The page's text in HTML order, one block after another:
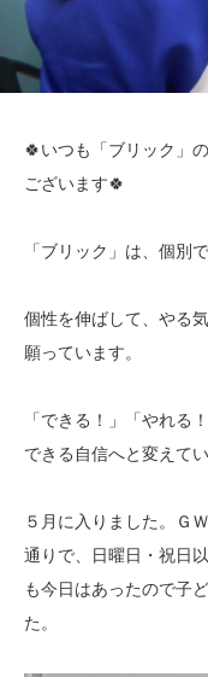
🍀いつも「ブリック」
ございます🍀
「ブリック」は、個別
個性を伸ばして、やる
願っています。
「できる！」「やれる
できる自信へと変えて
５月に入りました。Ｇ
通りで、日曜日・祝日
も今日はあったので子
た。